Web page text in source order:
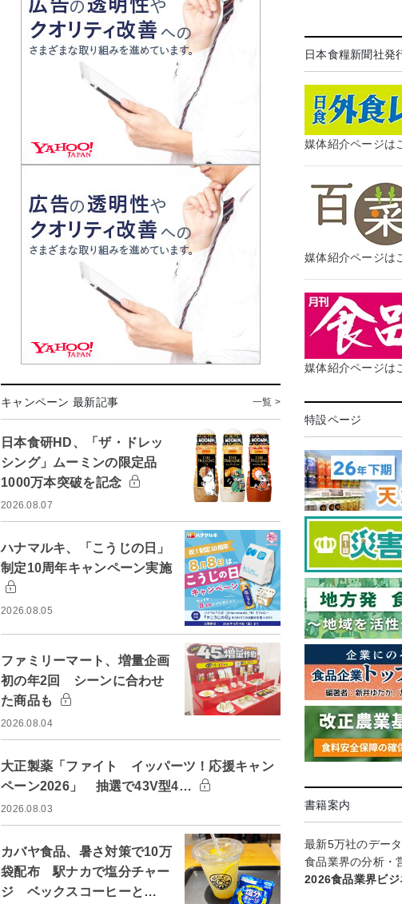
キャンペーン 最新記事 一覧 >
日本食研HD、「ザ・ドレッ
シング」ムーミンの限定品
1000万本突破を記念
2026.08.07
ハナマルキ、「こうじの日」
制定10周年キャンペーン実施
2026.08.05
ファミリーマート、増量企画
初の年2回 シーンに合わせ
た商品も
2026.08.04
大正製薬「ファイト イッパーツ！応援キャン
ペーン2026」 抽選で43V型4…
2026.08.03
カバヤ食品、暑さ対策で10万
袋配布 駅ナカで塩分チャー
ジ ベックスコーヒーと…
日本食糧新聞社発
媒体紹介ページは
媒体紹介ページは
媒体紹介ページは
特設ページ
書籍案内
最新5万社のデータ
食品業界の分析・
2026食品業界ビジ